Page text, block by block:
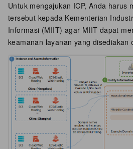
Untuk mengajukan ICP, Anda harus
tersebut kepada Kementerian
Informasi (MIIT) agar MIIT dapat
keamanan layanan yang disediakan